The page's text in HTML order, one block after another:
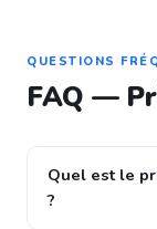
QUESTIONS
FAQ —
Quel est le
?